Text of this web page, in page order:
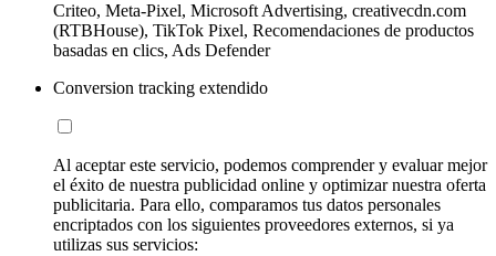
Criteo, Meta-Pixel, Microsoft Advertising, creativecdn.com
(RTBHouse), TikTok Pixel, Recomendaciones de productos
basadas en clics, Ads Defender
Conversion tracking extendido
Al aceptar este servicio, podemos comprender y evaluar mejor
el éxito de nuestra publicidad online y optimizar nuestra oferta
publicitaria. Para ello, comparamos tus datos personales
encriptados con los siguientes proveedores externos, si ya
utilizas sus servicios: